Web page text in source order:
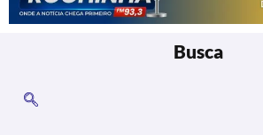
Busca